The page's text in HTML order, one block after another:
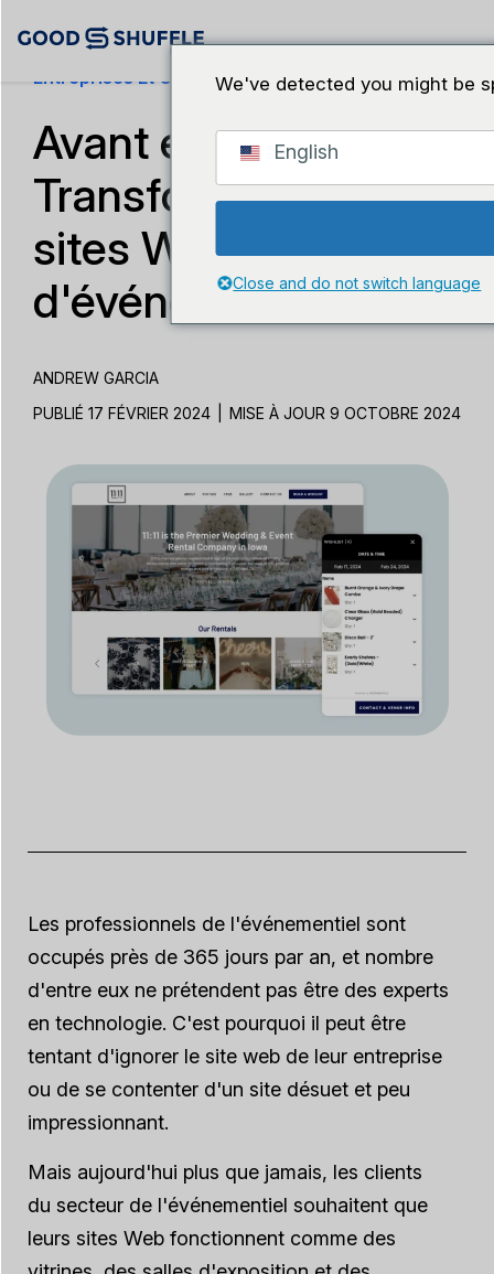
Entreprises Et Croissance
Avant et après :
Transformations de
sites Web
d'événements
ANDREW GARCIA
PUBLIÉ 17 FÉVRIER 2024
MISE À JOUR 9 OCTOBRE 2024
Les professionnels de l'événementiel sont
occupés près de 365 jours par an, et nombre
d'entre eux ne prétendent pas être des experts
en technologie. C'est pourquoi il peut être
tentant d'ignorer le site web de leur entreprise
ou de se contenter d'un site désuet et peu
impressionnant.
Mais aujourd'hui plus que jamais, les clients
du secteur de l'événementiel souhaitent que
leurs sites Web fonctionnent comme des
We've detected you might be
English
Close and do not switch language